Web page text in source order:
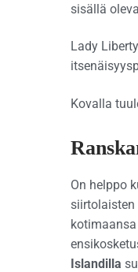
sisällä
Lady
Kovalla
On helppo
siirtolaisten
Islandilla